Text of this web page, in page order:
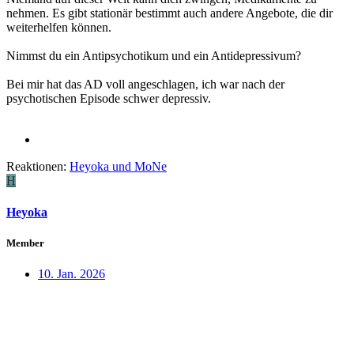
nehmen. Es gibt stationär bestimmt auch andere Angebote, die dir
weiterhelfen können.
Nimmst du ein Antipsychotikum und ein Antidepressivum?
Bei mir hat das AD voll angeschlagen, ich war nach der
psychotischen Episode schwer depressiv.
Reaktionen: Heyoka und MoNe
H
Heyoka
Member
10. Jan. 2026